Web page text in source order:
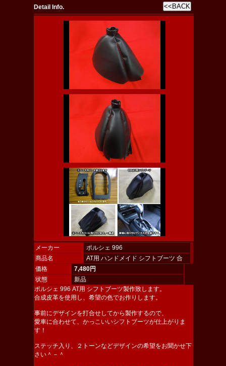
Detail Info.
メーカー
ポルシェ 996
商品名
AT用 ハンドメイド シフトブーツ 合
皮 【オーダー製作】
価格
7,480円
状態
新品
ポルシェ 996 AT用 シフトブーツ製作致します。
合成皮革を使用し、希望の色でお作りします。
事前にデザインを打合せしてから製作するので、
愛車に合わせて、かっこいいシフトブーツが仕上がりま
す！
ステッチ入り、２トーンなどデザインの希望をお聞かせ下
さい＾－＾